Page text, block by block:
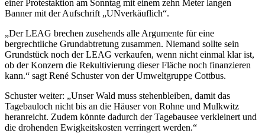
einer Protestaktion am Sonntag mit einem zehn Meter langen
Banner mit der Aufschrift „UNverkäuflich“.
„Der LEAG brechen zusehends alle Argumente für eine
bergrechtliche Grundabtretung zusammen. Niemand sollte sein
Grundstück noch der LEAG verkaufen, wenn nicht einmal klar ist,
ob der Konzern die Rekultivierung dieser Fläche noch finanzieren
kann.“ sagt René Schuster von der Umweltgruppe Cottbus.
Schuster weiter: „Unser Wald muss stehenbleiben, damit das
Tagebauloch nicht bis an die Häuser von Rohne und Mulkwitz
heranreicht. Zudem könnte dadurch der Tagebausee verkleinert und
die drohenden Ewigkeitskosten verringert werden.“